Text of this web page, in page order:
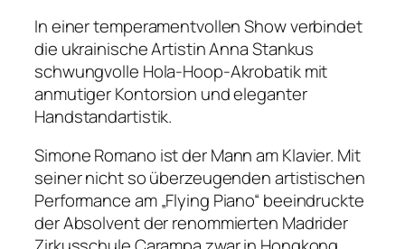
In einer temperamentvollen Show verbindet
die ukrainische Artistin Anna Stankus
schwungvolle Hola-Hoop-Akrobatik mit
anmutiger Kontorsion und eleganter
Handstandartistik.
Simone Romano ist der Mann am Klavier. Mit
seiner nicht so überzeugenden artistischen
Performance am „Flying Piano“ beeindruckte
der Absolvent der renommierten Madrider